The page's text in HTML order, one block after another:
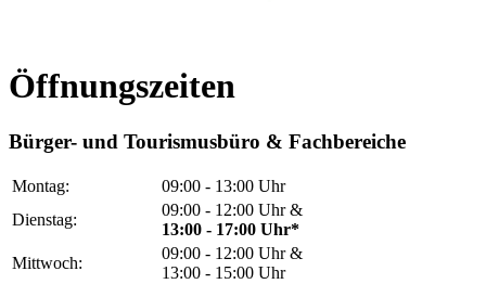
Öffnungszeiten
Bürger- und Tourismusbüro & Fachbereiche
Montag:
09:00 - 13:00 Uhr
Dienstag:
09:00 - 12:00 Uhr &
13:00 - 17:00 Uhr*
Mittwoch:
09:00 - 12:00 Uhr &
13:00 - 15:00 Uhr